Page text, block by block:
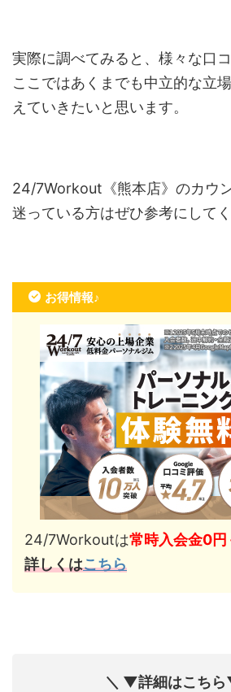
実際に調べてみると、様々な口
ここではあくまでも中立的な立
えていきたいと思います。
24/7Workout《熊本店》のカウ
迷っている方はぜひ参考にしてく
お得情報♪
24/7Workoutは常時入会金0円
詳しくはこちら
＼ ▼詳細はこち